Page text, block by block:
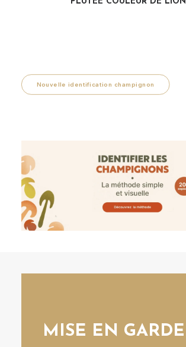
Nouvelle identification champignon
MISE EN GARDE